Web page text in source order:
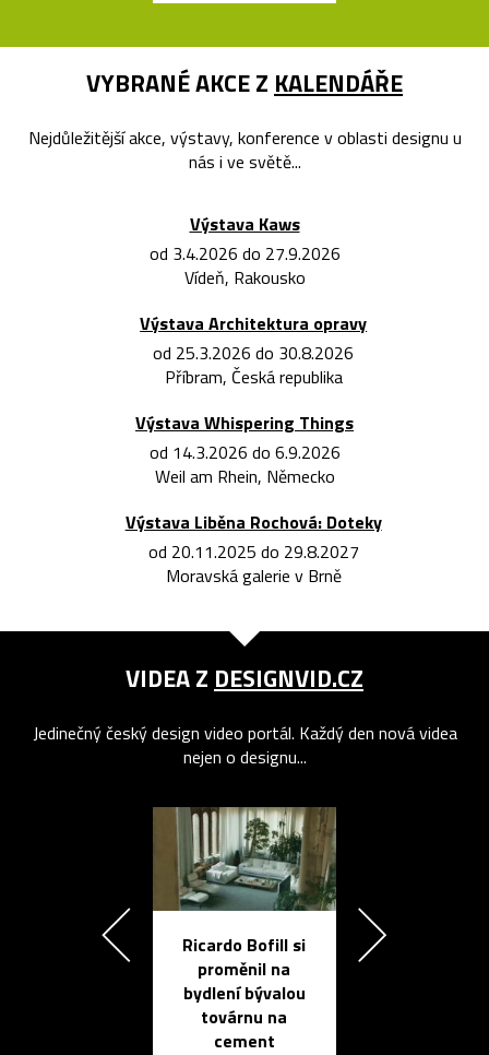
VYBRANÉ AKCE Z KALENDÁŘE
Nejdůležitější akce, výstavy, konference v oblasti designu u
nás i ve světě...
Výstava Kaws
od 3.4.2026 do 27.9.2026
Vídeň, Rakousko
Výstava Architektura opravy
od 25.3.2026 do 30.8.2026
Příbram, Česká republika
Výstava Whispering Things
od 14.3.2026 do 6.9.2026
Weil am Rhein, Německo
Výstava Liběna Rochová: Doteky
od 20.11.2025 do 29.8.2027
Moravská galerie v Brně
VIDEA Z DESIGNVID.CZ
Jedinečný český design video portál. Každý den nová videa
nejen o designu...
Ricardo Bofill si
proměnil na
bydlení bývalou
továrnu na
cement